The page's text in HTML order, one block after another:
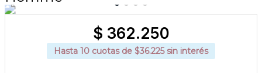
$ 362.250
Hasta 10 cuotas de $36.225 sin interés